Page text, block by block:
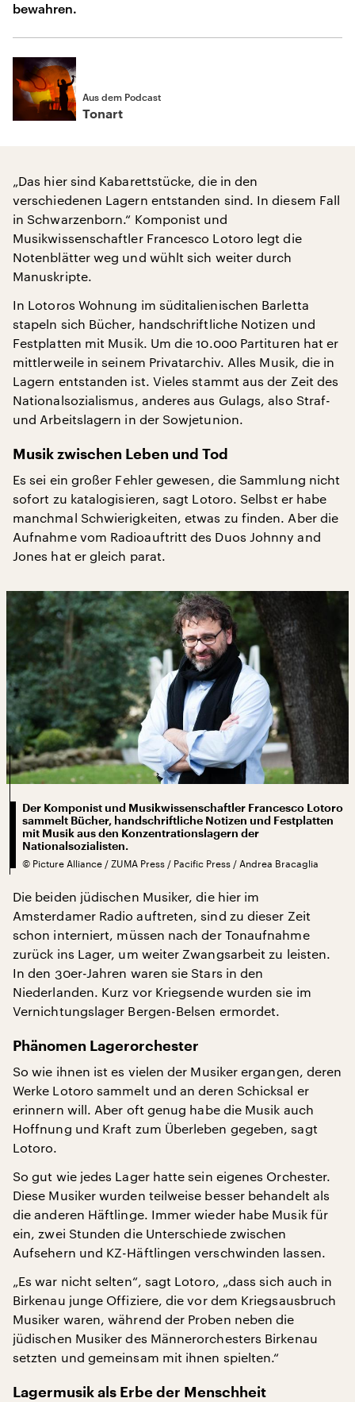
bewahren.
Aus dem Podcast
Tonart
„Das hier sind Kabarettstücke, die in den
verschiedenen Lagern entstanden sind. In diesem Fall
in Schwarzenborn.“ Komponist und
Musikwissenschaftler Francesco Lotoro legt die
Notenblätter weg und wühlt sich weiter durch
Manuskripte.
In Lotoros Wohnung im süditalienischen Barletta
stapeln sich Bücher, handschriftliche Notizen und
Festplatten mit Musik. Um die 10.000 Partituren hat er
mittlerweile in seinem Privatarchiv. Alles Musik, die in
Lagern entstanden ist. Vieles stammt aus der Zeit des
Nationalsozialismus, anderes aus Gulags, also Straf-
und Arbeitslagern in der Sowjetunion.
Musik zwischen Leben und Tod
Es sei ein großer Fehler gewesen, die Sammlung nicht
sofort zu katalogisieren, sagt Lotoro. Selbst er habe
manchmal Schwierigkeiten, etwas zu finden. Aber die
Aufnahme vom Radioauftritt des Duos Johnny and
Jones hat er gleich parat.
Der Komponist und Musikwissenschaftler Francesco Lotoro
sammelt Bücher, handschriftliche Notizen und Festplatten
mit Musik aus den Konzentrationslagern der
Nationalsozialisten.
© Picture Alliance / ZUMA Press / Pacific Press / Andrea Bracaglia
Die beiden jüdischen Musiker, die hier im
Amsterdamer Radio auftreten, sind zu dieser Zeit
schon interniert, müssen nach der Tonaufnahme
zurück ins Lager, um weiter Zwangsarbeit zu leisten.
In den 30er-Jahren waren sie Stars in den
Niederlanden. Kurz vor Kriegsende wurden sie im
Vernichtungslager Bergen-Belsen ermordet.
Phänomen Lagerorchester
So wie ihnen ist es vielen der Musiker ergangen, deren
Werke Lotoro sammelt und an deren Schicksal er
erinnern will. Aber oft genug habe die Musik auch
Hoffnung und Kraft zum Überleben gegeben, sagt
Lotoro.
So gut wie jedes Lager hatte sein eigenes Orchester.
Diese Musiker wurden teilweise besser behandelt als
die anderen Häftlinge. Immer wieder habe Musik für
ein, zwei Stunden die Unterschiede zwischen
Aufsehern und KZ-Häftlingen verschwinden lassen.
„Es war nicht selten“, sagt Lotoro, „dass sich auch in
Birkenau junge Offiziere, die vor dem Kriegsausbruch
Musiker waren, während der Proben neben die
jüdischen Musiker des Männerorchesters Birkenau
setzten und gemeinsam mit ihnen spielten.“
Lagermusik als Erbe der Menschheit